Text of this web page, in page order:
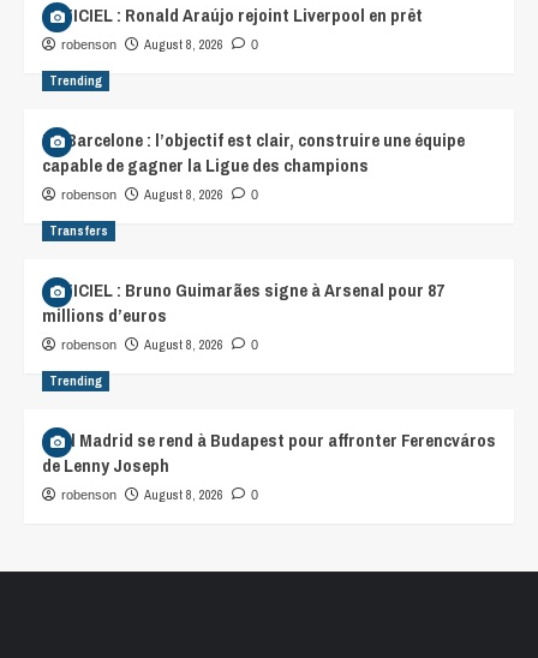
OFFICIEL : Ronald Araújo rejoint Liverpool en prêt
robenson August 8, 2026 0
Trending
FC Barcelone : l’objectif est clair, construire une équipe
capable de gagner la Ligue des champions
robenson August 8, 2026 0
Transfers
OFFICIEL : Bruno Guimarães signe à Arsenal pour 87
millions d’euros
robenson August 8, 2026 0
Trending
Real Madrid se rend à Budapest pour affronter Ferencváros
de Lenny Joseph
robenson August 8, 2026 0